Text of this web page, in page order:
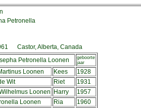
Petronella
Castor, Alberta, Canada
Petronella Loonen
geboorte
jaar
Loonen Kees
1928
Wit Riet
1931
Loonen Harry
1957
Loonen Ria
1960